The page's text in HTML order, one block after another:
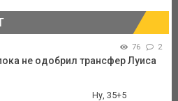
76 2
не одобрил трансфер Луиса
Ну, 35+5